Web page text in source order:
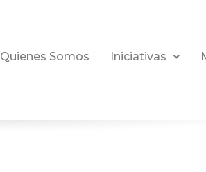
Quienes Somos Iniciativas